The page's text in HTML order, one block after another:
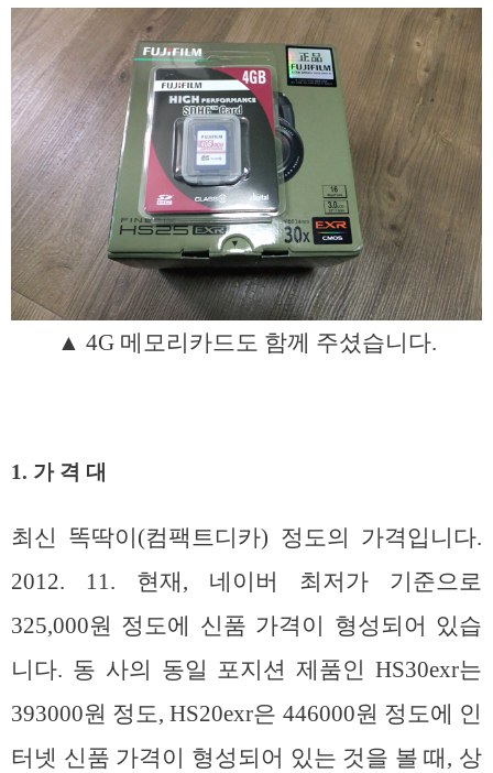
▲ 4G 메모리카드도 함께 주셨습니다.
1. 가 격 대
최신 똑딱이(컴팩트디카) 정도의 가격입니다.
2012. 11. 현재, 네이버 최저가 기준으로
325,000원 정도에 신품 가격이 형성되어 있습
니다. 동 사의 동일 포지션 제품인 HS30exr는
393000원 정도, HS20exr은 446000원 정도에 인
터넷 신품 가격이 형성되어 있는 것을 볼 때, 상